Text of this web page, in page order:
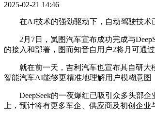
2025-02-21 14:46
在AI技术的强劲驱动下，自动驾驶技术已
2月7日，岚图汽车宣布成功完成与
的接入和部署，图而知音自用户2将月可通
就在前一天，吉利汽车也宣布其自研大模
智能汽车AI能够更精准地理解用户模糊意图
DeepSeek的一夜爆红已吸引众多头部企
上，预计将有更多车企、供应商及初创企业